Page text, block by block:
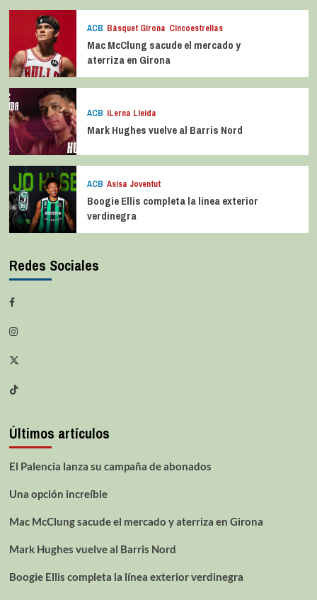
ACB Bàsquet Girona Cincoestrellas
Mac McClung sacude el mercado y
aterriza en Girona
ACB iLerna Lleida
Mark Hughes vuelve al Barris Nord
ACB Asisa Joventut
Boogie Ellis completa la línea exterior
verdinegra
Redes Sociales
Últimos artículos
El Palencia lanza su campaña de abonados
Una opción increíble
Mac McClung sacude el mercado y aterriza en Girona
Mark Hughes vuelve al Barris Nord
Boogie Ellis completa la línea exterior verdinegra